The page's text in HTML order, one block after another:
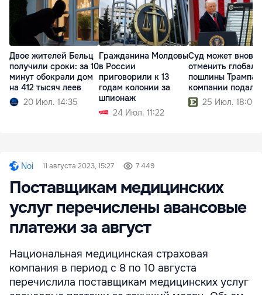
Двое жителей Бельц
получили сроки: за 10
минут обокрали дом
на 412 тысяч леев
20 Июл. 14:35
Гражданина Молдовы
в России
приговорили к 13
годам колонии за
шпионаж
24 Июл. 11:22
Суд может вновь
отменить
пошлины Трампа:
компании подали
25 Июл. 18:00
Noi 11 августа 2023, 15:27 7 449
Поставщикам медицинских
услуг перечислены авансовые
платежи за август
Национальная медицинская страховая
компания в период с 8 по 10 августа
перечислила поставщикам медицинских услуг